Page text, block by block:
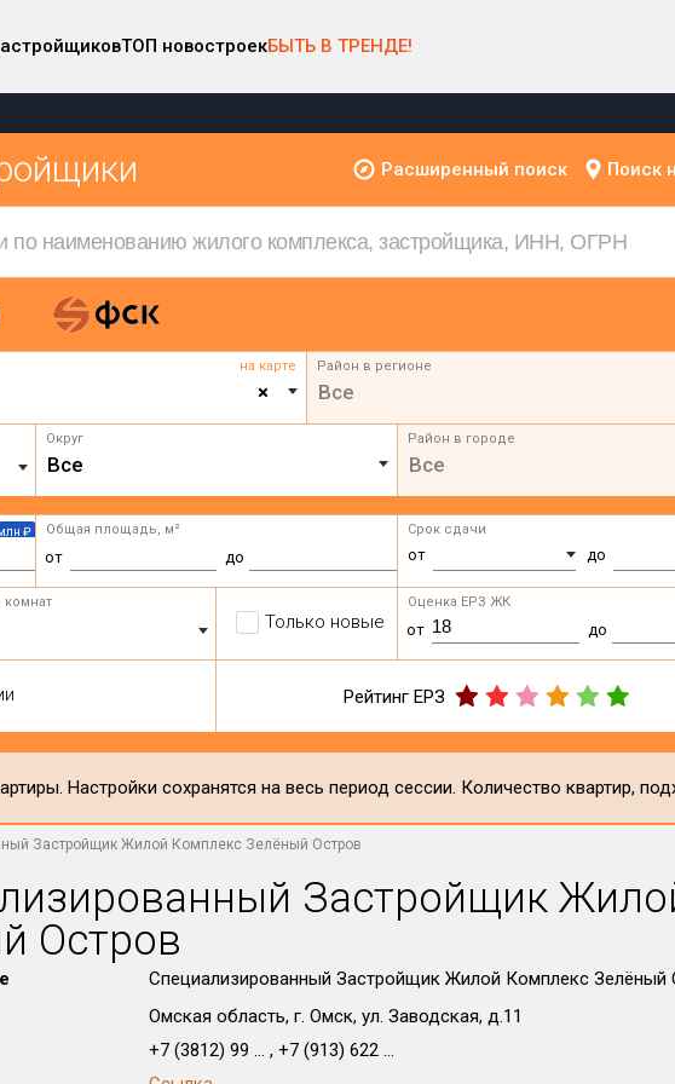
ТОП новостроекБЫТЬ В ТРЕНДЕ!
Расширенный поиск Поиск
на карте
×
Район в регионе
Все
Округ
Все
Район в городе
Все
₽ Общая площадь, м²
от до
Срок сдачи
от до
комнат
Только новые
Оценка ЕРЗ ЖК
от до
Рейтинг ЕРЗ
Настройки сохранятся на весь период сессии. Количество квартир,
Застройщик Жилой Комплекс Зелёный Остров
Застройщик
Остров
Специализированный Застройщик Жилой Комплекс Зелёный
Омская область, г. Омск, ул. Заводская, д.11
+7 (3812) 99 ... , +7 (913) 622 ...